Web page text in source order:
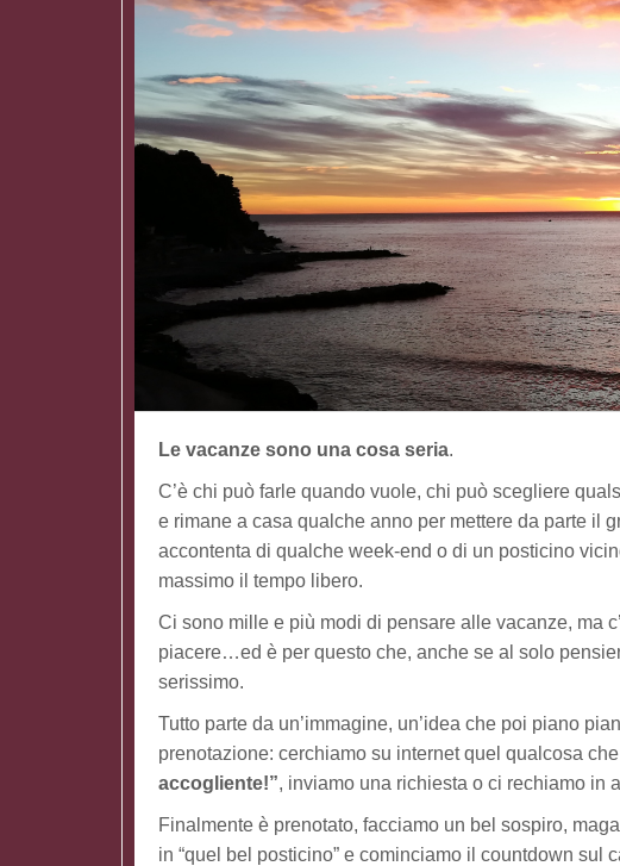
Le vacanze sono una cosa seria.
C’è chi può farle quando vuole, chi può scegliere
e rimane a casa qualche anno per mettere da parte il
accontenta di qualche week-end o di un posticino
massimo il tempo libero.
Ci sono mille e più modi di pensare alle vacanze, ma
piacere…ed è per questo che, anche se al solo
serissimo.
Tutto parte da un’immagine, un’idea che poi piano
prenotazione: cerchiamo su internet quel qualcosa
accogliente!”, inviamo una richiesta o ci rechiamo
Finalmente è prenotato, facciamo un bel sospiro,
in “quel bel posticino” e cominciamo il countdown sul